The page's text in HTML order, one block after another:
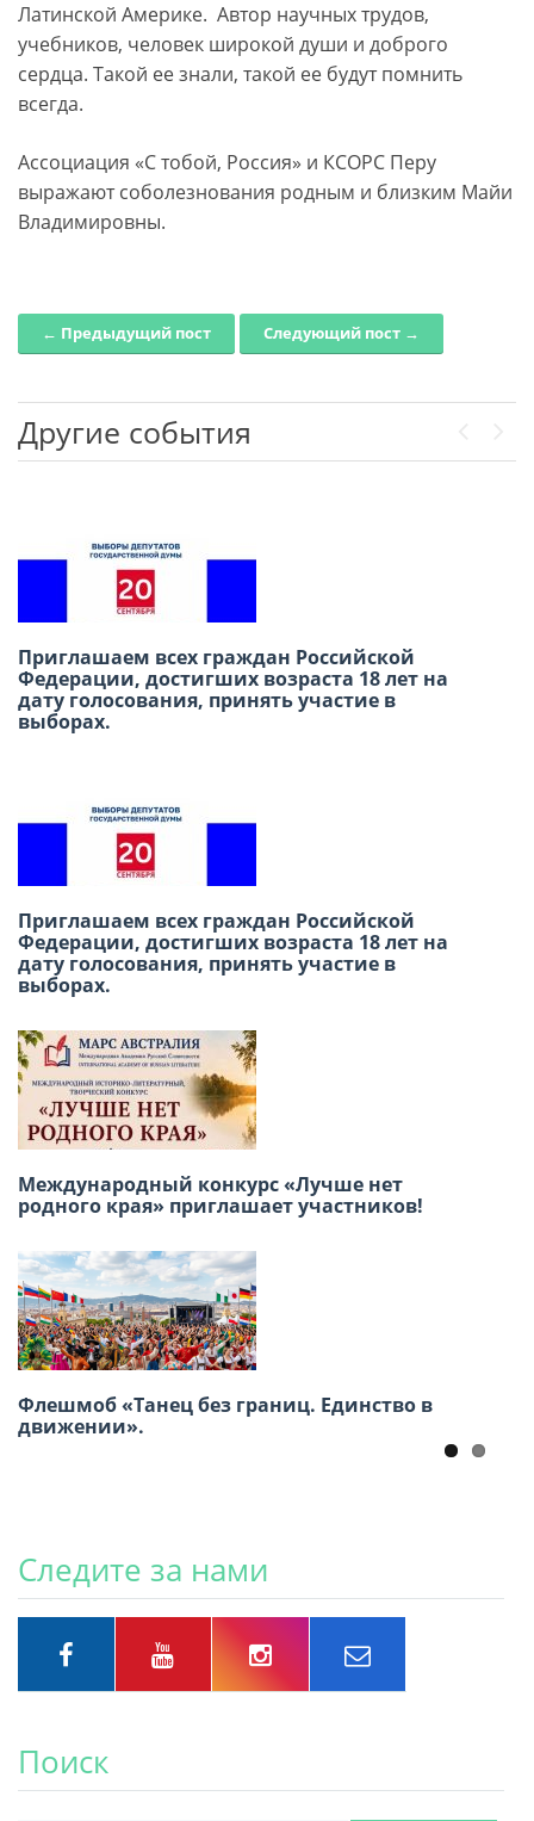
Латинской Америке. Автор научных трудов,
учебников, человек широкой души и доброго
сердца. Такой ее знали, такой ее будут помнить
всегда.
Ассоциация «С тобой, Россия» и КСОРС Перу
выражают соболезнования родным и близким Майи
Владимировны.
Post navigation
← Предыдущий пост Следующий пост →
Другие события
Приглашаем всех граждан Российской
Федерации, достигших возраста 18 лет на
дату голосования, принять участие в
выборах.
Приглашаем всех граждан Российской
Федерации, достигших возраста 18 лет на
дату голосования, принять участие в
выборах.
Международный конкурс «Лучше нет
родного края» приглашает участников!
Флешмоб «Танец без границ. Единство в
движении».
В честь Международного дня дружбы
приглашаем вас провести субботний день в
Русском доме в Лиме!
творчества «Москва в сердце каждого»
Победа в сердце, единство в строю: как в
Лиме отметили 9 мая
Приглашаем принять участие в Акции
«Бессмертный полк» 9 Мая
Следите за нами
Поиск